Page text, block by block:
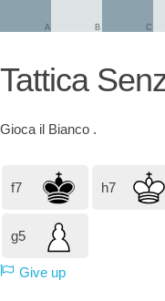
A B C
Tattica
Gioca il Bianco .
f7 h7
g5
Give up